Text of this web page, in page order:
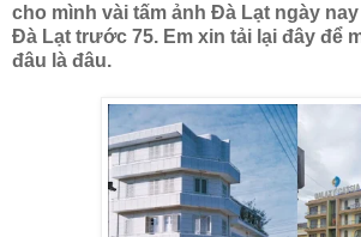
cho mình vài tấm ảnh Đà Lạt ngày
Đà Lạt trước 75. Em xin tải lại đây để
đâu là đâu.